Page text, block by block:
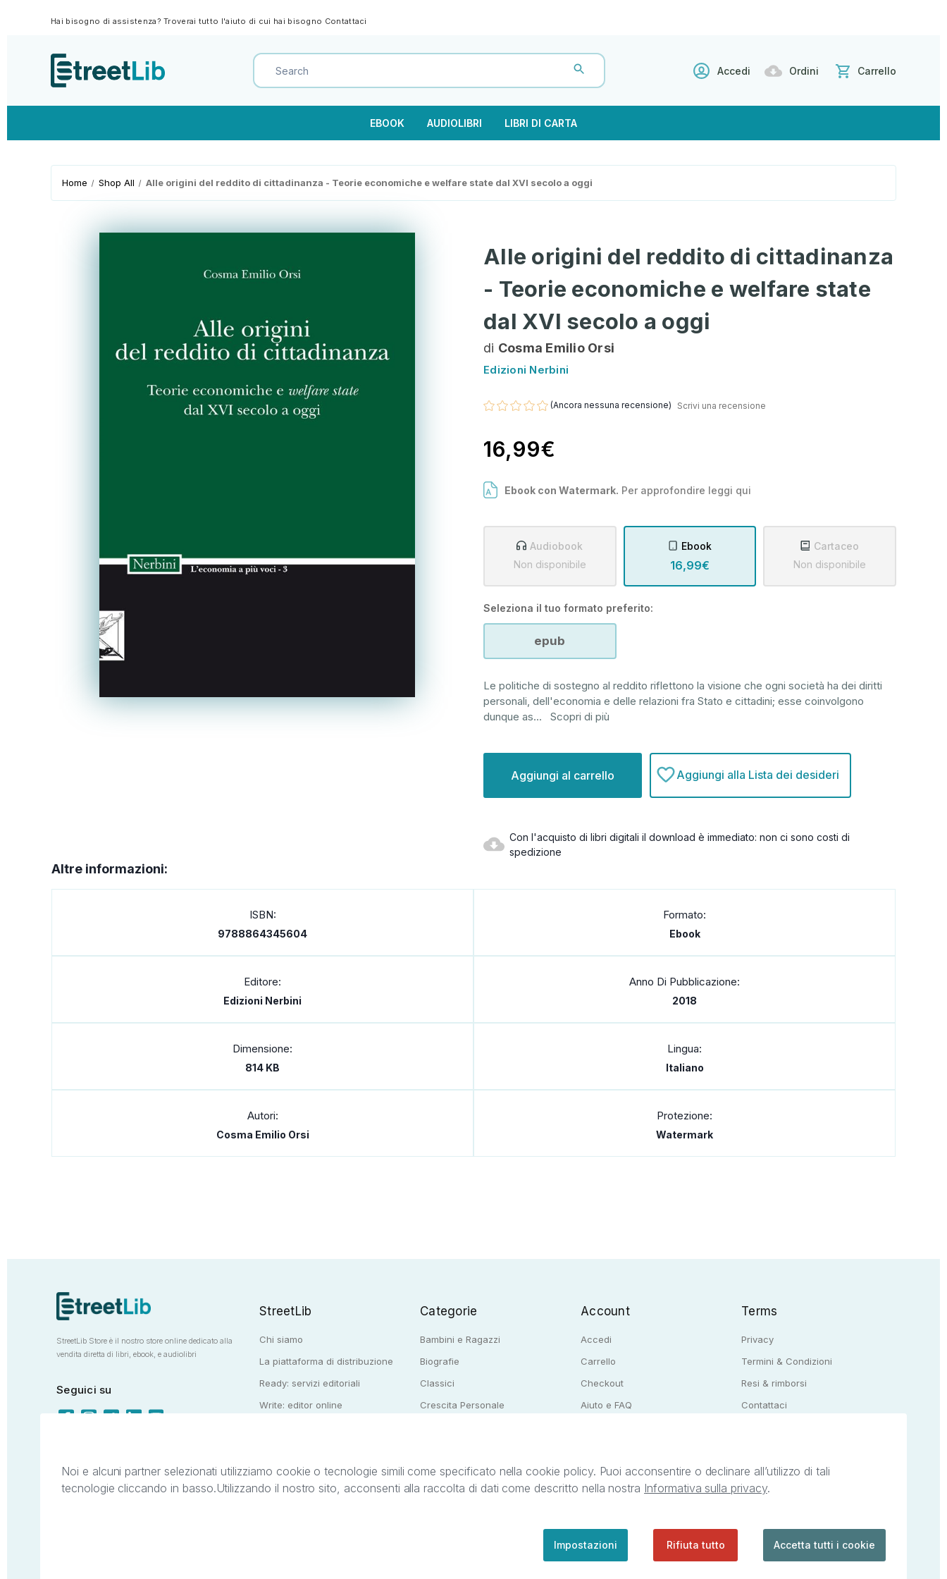
Hai bisogno di assistenza? Troverai tutto l'aiuto di cui hai bisogno Contattaci
Accedi Ordini Carrello
EBOOK AUDIOLIBRI LIBRI DI CARTA
Home Shop All Alle origini del reddito di cittadinanza - Teorie economiche e welfare state dal XVI secolo a oggi
Alle origini del reddito di cittadinanza
- Teorie economiche e welfare state
dal XVI secolo a oggi
di Cosma Emilio Orsi
Edizioni Nerbini
(Ancora nessuna recensione) Scrivi una recensione
16,99€
Ebook con Watermark. Per approfondire leggi qui
Audiobook
Non disponibile
Ebook
16,99€
Cartaceo
Non disponibile
Seleziona il tuo formato preferito:
epub
Le politiche di sostegno al reddito riflettono la visione che ogni società ha dei diritti
personali, dell'economia e delle relazioni fra Stato e cittadini; esse coinvolgono
dunque as... Scopri di più
attuale:
Aggiungi alla Lista dei desideri
Con l'acquisto di libri digitali il download è immediato: non ci sono costi di
spedizione
Altre informazioni:
ISBN:
9788864345604
Formato:
Ebook
Editore:
Edizioni Nerbini
Anno Di Pubblicazione:
2018
Dimensione:
814 KB
Lingua:
Italiano
Autori:
Cosma Emilio Orsi
Protezione:
Watermark
StreetLib Store è il nostro store online dedicato alla
vendita diretta di libri, ebook, e audiolibri
Seguici su
StreetLib
Chi siamo
La piattaforma di distribuzione
Ready: servizi editoriali
Write: editor online
Categorie
Bambini e Ragazzi
Biografie
Classici
Crescita Personale
Account
Accedi
Carrello
Checkout
Aiuto e FAQ
Terms
Privacy
Termini & Condizioni
Resi & rimborsi
Contattaci
Il presente sito web è di proprietà di StreetLib S.r.l. C.F. e P.IVA 05338720963. StreetLib S.r.l. è titolare di tutti i diritti di proprietà intellettuale afferenti ai marchi, loghi e
Noi e alcuni partner selezionati utilizziamo cookie o tecnologie simili come specificato nella cookie policy. Puoi acconsentire o declinare all’utilizzo di tali
tecnologie cliccando in basso.Utilizzando il nostro sito, acconsenti alla raccolta di dati come descritto nella nostra Informativa sulla privacy.
Impostazioni Rifiuta tutto Accetta tutti i cookie